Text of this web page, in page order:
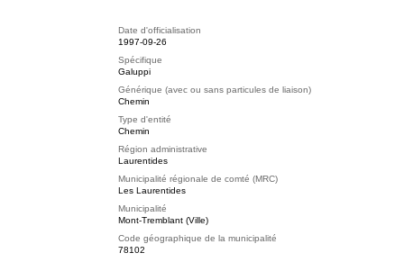
Date d'officialisation
1997-09-26
Spécifique
Galuppi
Générique (avec ou sans particules de liaison)
Chemin
Type d'entité
Chemin
Région administrative
Laurentides
Municipalité régionale de comté (MRC)
Les Laurentides
Municipalité
Mont-Tremblant (Ville)
Code géographique de la municipalité
78102